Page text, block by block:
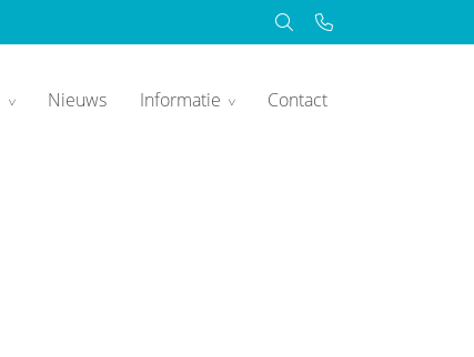
Nieuws Informatie Contact